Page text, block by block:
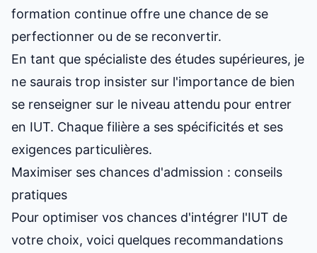
formation continue offre une chance de se
perfectionner ou de se reconvertir.
En tant que spécialiste des études supérieures, je
ne saurais trop insister sur l'importance de bien
se renseigner sur le niveau attendu pour entrer
en IUT. Chaque filière a ses spécificités et ses
exigences particulières.
Maximiser ses chances d'admission : conseils
pratiques
Pour optimiser vos chances d'intégrer l'IUT de
votre choix, voici quelques recommandations